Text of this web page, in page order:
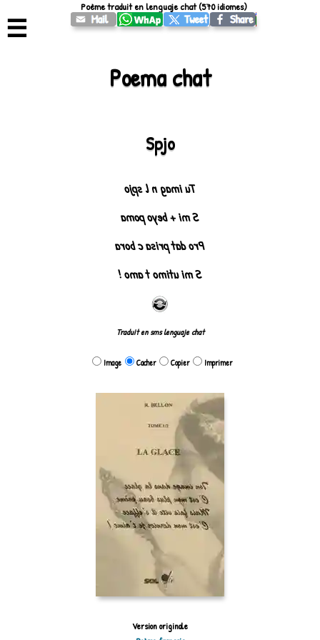
☰
Poema chat
Spjo
Tu imag n l spjo
S mi + beyo poma
Pro dat prisa c bora
S mi utimo t amo !
Traduit en sms lenguaje chat
Image Cacher Copier Imprimer
Version originale
Poème traduit en lenguaje chat (570 idiomes)